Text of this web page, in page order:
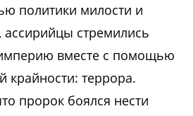
политики милости и
ассирийцы стремились
вместе с помощью
крайности: террора.
пророк боялся нести